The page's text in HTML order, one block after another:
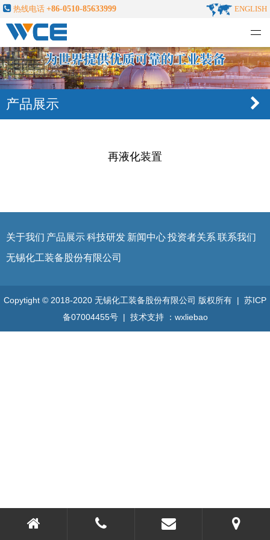
热线电话 +86-0510-85633999 ENGLISH
无锡化工装备股份有限公司
产品展示
再液化装置
关于我们 产品展示科技研发 新闻中心投资者关系 联系我们
无锡化工装备股份有限公司
Copytight © 2018-2020 无锡化工装备股份有限公司 版权所有 | 苏ICP
备07004455号| 技术支持 ： wxliebao